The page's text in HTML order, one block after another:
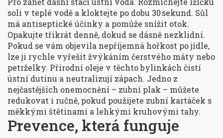
soli v teplé vodě a kloktejte po dobu 30 sekund. Sůl
má antiseptické účinky a pomůže snížit otok.
Opakujte třikrát denně, dokud se dásně nezklidní.
Pokud se vám objevila nepříjemná hořkost po jídle,
lze ji rychle vyřešit žvýkáním čerstvého máty nebo
petrželky. Přírodní oleje v těchto bylinkách čistí
ústní dutinu a neutralizují zápach. Jedno z
nejčastějších onemocnění – zubní plak – můžete
redukovat i ručně, pokud použijete zubní kartáček s
měkkými štětinami a lehkými kruhovými tahy.
Prevence, která funguje